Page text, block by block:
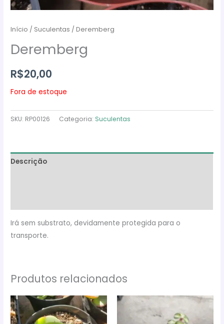
Início / Suculentas / Deremberg
Deremberg
R$20,00
Fora de estoque
SKU: RP00126 Categoria: Suculentas
Descrição
Irá sem substrato, devidamente protegida para o
transporte.
Produtos relacionados